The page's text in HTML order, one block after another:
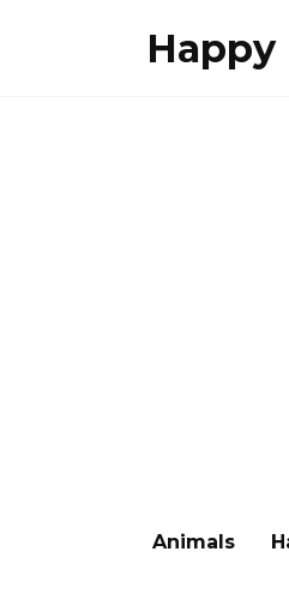
Happy
Animals